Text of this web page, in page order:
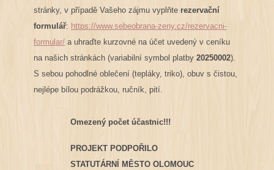
stránky, v případě Vašeho zájmu vyplňte rezervační
formulář: https://www.sebeobrana-zeny.cz/rezervacni-
formular/a uhraďte kurzovné na účet uvedený v ceníku
na našich stránkách (variabilní symbol platby 20250002).
S sebou pohodlné oblečení (tepláky, triko), obuv s čistou,
nejlépe bílou podrážkou, ručník, pití.
Omezený počet účastnic!!!
PROJEKT PODPOŘILO
STATUTÁRNÍ MĚSTO OLOMOUC